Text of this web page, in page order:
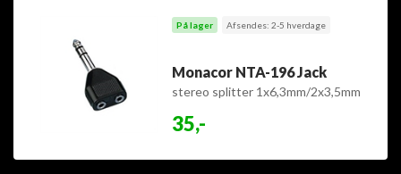
På lager Afsendes: 2-5 hverdage
Monacor NTA-196 Jack
stereo splitter 1x6,3mm/2x3,5mm
35,-